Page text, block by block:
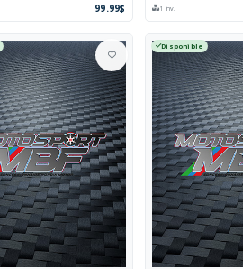
99.99$ 1 inv.
Disponible